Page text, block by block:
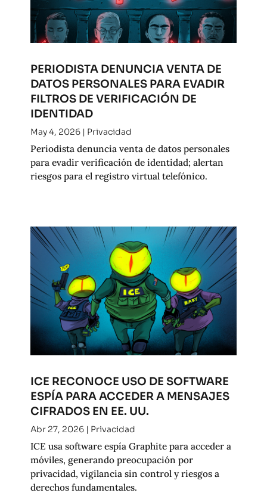
PERIODISTA DENUNCIA VENTA DE
DATOS PERSONALES PARA EVADIR
FILTROS DE VERIFICACIÓN DE
IDENTIDAD
May 4, 2026| Privacidad
Periodista denuncia venta de datos personales
para evadir verificación de identidad; alertan
riesgos para el registro virtual telefónico.
ICE RECONOCE USO DE SOFTWARE
ESPÍA PARA ACCEDER A MENSAJES
CIFRADOS EN EE. UU.
Abr 27, 2026| Privacidad
ICE usa software espía Graphite para acceder a
móviles, generando preocupación por
privacidad, vigilancia sin control y riesgos a
derechos fundamentales.